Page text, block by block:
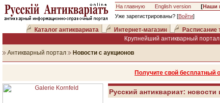
На главную English version [Наши
Уже зарегистрированы? [Войти]
Каталог антиквариата Интернет-магазин
Расписание
Крупнейший антикварный
Антикварный портал Новости с аукционов
Получите свой
Русский антиквариат: